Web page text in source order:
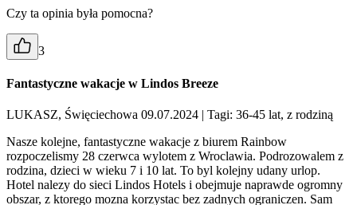
Czy ta opinia była pomocna?
3
Fantastyczne wakacje w Lindos Breeze
LUKASZ, Święciechowa 09.07.2024
| Tagi: 36-45 lat, z rodziną
Nasze kolejne, fantastyczne wakacje z biurem Rainbow
rozpoczelismy 28 czerwca wylotem z Wroclawia. Podrozowalem z
rodzina, dzieci w wieku 7 i 10 lat. To byl kolejny udany urlop.
Hotel nalezy do sieci Lindos Hotels i obejmuje naprawde ogromny
obszar, z ktorego mozna korzystac bez zadnych ograniczen. Sam